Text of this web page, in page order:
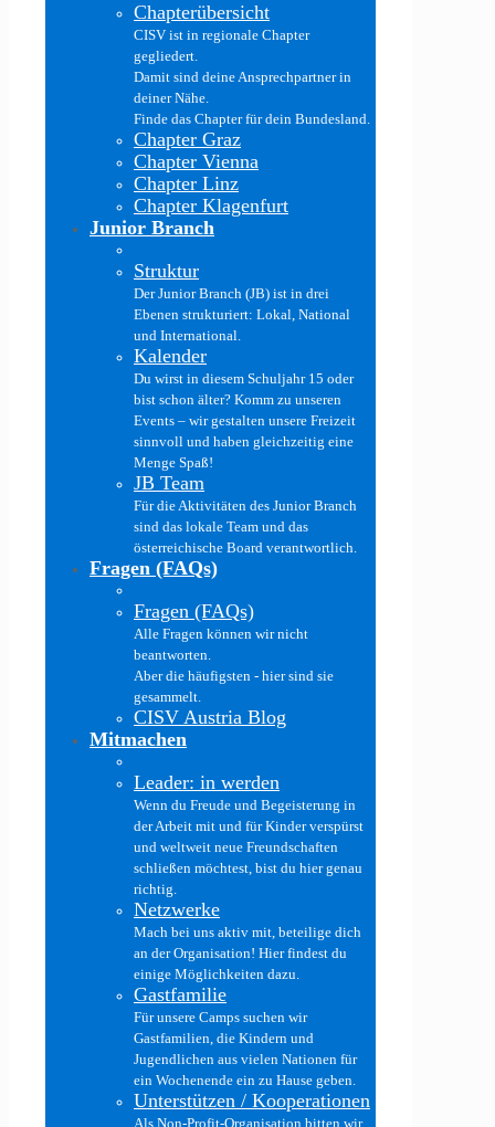
Chapterübersicht
CISV ist in regionale Chapter
gegliedert.
Damit sind deine Ansprechpartner in
deiner Nähe.
Finde das Chapter für dein Bundesland.
Chapter Graz
Chapter Vienna
Chapter Linz
Chapter Klagenfurt
Junior Branch
Struktur
Der Junior Branch (JB) ist in drei
Ebenen strukturiert: Lokal, National
und International.
Kalender
Du wirst in diesem Schuljahr 15 oder
bist schon älter? Komm zu unseren
Events – wir gestalten unsere Freizeit
sinnvoll und haben gleichzeitig eine
Menge Spaß!
JB Team
Für die Aktivitäten des Junior Branch
sind das lokale Team und das
österreichische Board verantwortlich.
Fragen (FAQs)
Fragen (FAQs)
Alle Fragen können wir nicht
beantworten.
Aber die häufigsten - hier sind sie
gesammelt.
CISV Austria Blog
Mitmachen
Leader: in werden
Wenn du Freude und Begeisterung in
der Arbeit mit und für Kinder verspürst
und weltweit neue Freundschaften
schließen möchtest, bist du hier genau
richtig.
Netzwerke
Mach bei uns aktiv mit, beteilige dich
an der Organisation! Hier findest du
einige Möglichkeiten dazu.
Gastfamilie
Für unsere Camps suchen wir
Gastfamilien, die Kindern und
Jugendlichen aus vielen Nationen für
ein Wochenende ein zu Hause geben.
Unterstützen / Kooperationen
Als Non-Profit-Organisation bitten wir